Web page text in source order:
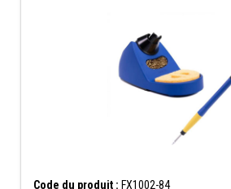
Code du produit : FX1002-84